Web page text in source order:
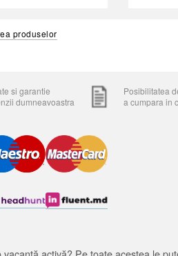
produselor
si garantie
dumneavoastra
Posibilitatea
a cumpara in